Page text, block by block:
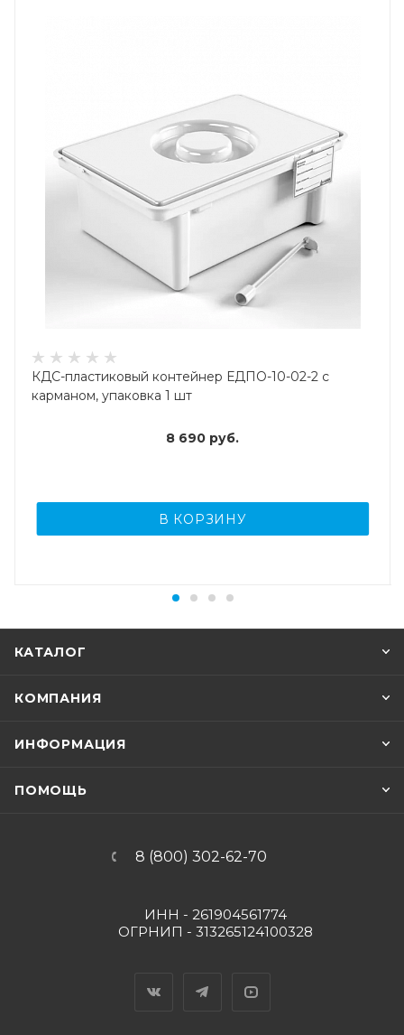
КДС-пластиковый контейнер ЕДПО-10-02-2 с
карманом, упаковка 1 шт
8 690 руб.
В КОРЗИНУ
КАТАЛОГ
КОМПАНИЯ
ИНФОРМАЦИЯ
ПОМОЩЬ
8 (800) 302-62-70
ИНН - 261904561774
ОГРНИП - 313265124100328